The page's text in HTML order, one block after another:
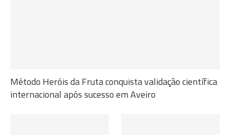
Método Heróis da Fruta conquista validação científica
internacional após sucesso em Aveiro